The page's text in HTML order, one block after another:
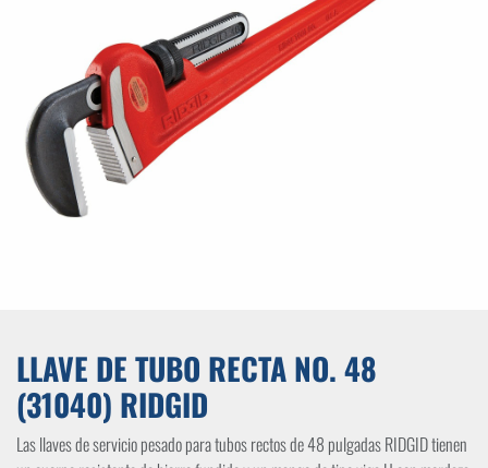
LLAVE DE TUBO RECTA NO. 48
(31040) RIDGID
Las llaves de servicio pesado para tubos rectos de 48 pulgadas RIDGID tienen